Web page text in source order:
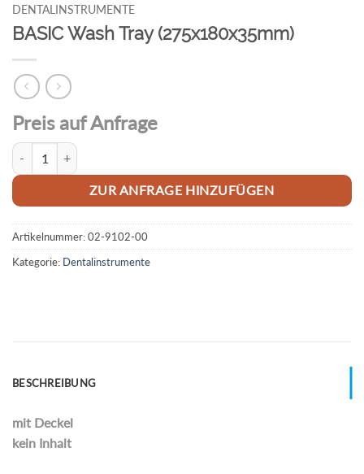
DENTALINSTRUMENTE
BASIC Wash Tray (275x180x35mm)
Preis auf Anfrage
BASIC Wash Tray (275x180x35mm) Menge
ZUR ANFRAGE HINZUFÜGEN
Artikelnummer:02-9102-00
Kategorie: Dentalinstrumente
BESCHREIBUNG
mit Deckel
kein Inhalt